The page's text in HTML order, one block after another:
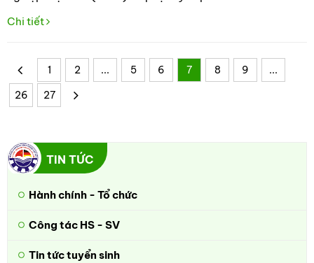
diễn ra từ ngày 02 đến ngày 03/8/2024.
Chi tiết
1 2 ... 5 6 7 8 9
...
26
27
TIN TỨC
Hành chính - Tổ chức
Công tác HS - SV
Tin tức tuyển sinh